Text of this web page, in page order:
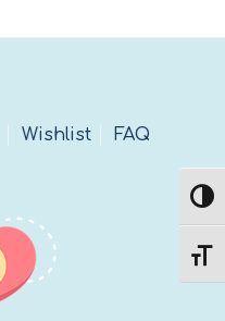
Wishlist FAQ